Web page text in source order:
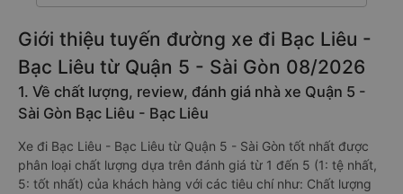
Giới thiệu tuyến đường xe đi Bạc Liêu -
Bạc Liêu từ Quận 5 - Sài Gòn 08/2026
1. Về chất lượng, review, đánh giá nhà xe Quận 5 -
Sài Gòn Bạc Liêu - Bạc Liêu
Xe đi Bạc Liêu - Bạc Liêu từ Quận 5 - Sài Gòn tốt nhất được
phân loại chất lượng dựa trên đánh giá từ 1 đến 5 (1: tệ nhất,
5: tốt nhất) của khách hàng với các tiêu chí như: Chất lượng